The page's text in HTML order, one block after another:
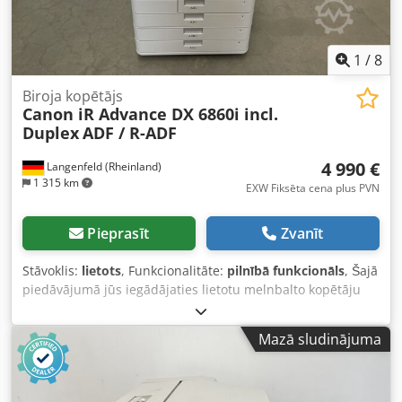
formātā. Lai iegūtu sīkāku informāciju, varat sazināties ar
1 /8
Langenfeld (Rheinland)
1 315 km
Biroja kopētājs
Canon iR Advance DX 6860i incl.
DuplexADF / R-ADF
4 990 €
EXW Fiksēta cena plus PVN
Pieprasīt Zvanīt
Stāvoklis: lietots, Funkcionalitāte: pilnībā funkcionāls, Šajā
piedāvājumā jūs iegādājaties lietotu melnbalto kopētāju
“Canon iR Advance DX 6860i”. Pārdošanas objekts: 1 x
Canon iR Advance DX 6860i ar šādu komplektāciju: iekļauts
divpusējas drukas modulis iekļauts automātiskais
dokumentu padeves (ADF) / reversais automātiskais
dokumentu padeves (R-ADF) modulis Vai šī komplektācija
Mazā sludinājuma